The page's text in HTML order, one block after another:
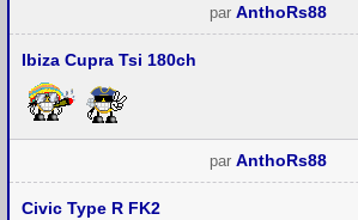
par AnthoRs88
Ibiza Cupra Tsi 180ch
par AnthoRs88
Civic Type R FK2